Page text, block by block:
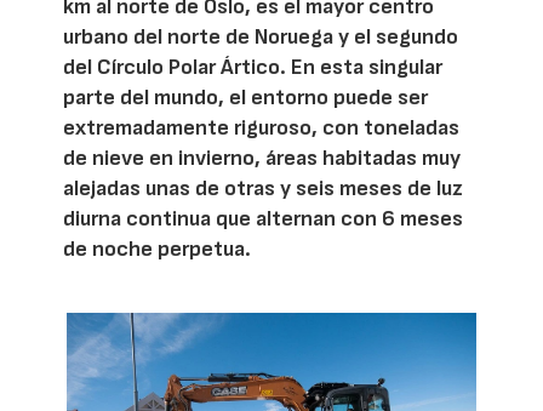
km al norte de Oslo, es el mayor centro
urbano del norte de Noruega y el segundo
del Círculo Polar Ártico. En esta singular
parte del mundo, el entorno puede ser
extremadamente riguroso, con toneladas
de nieve en invierno, áreas habitadas muy
alejadas unas de otras y seis meses de luz
diurna continua que alternan con 6 meses
de noche perpetua.